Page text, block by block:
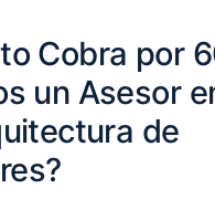
Cobra por
un Asesor
de